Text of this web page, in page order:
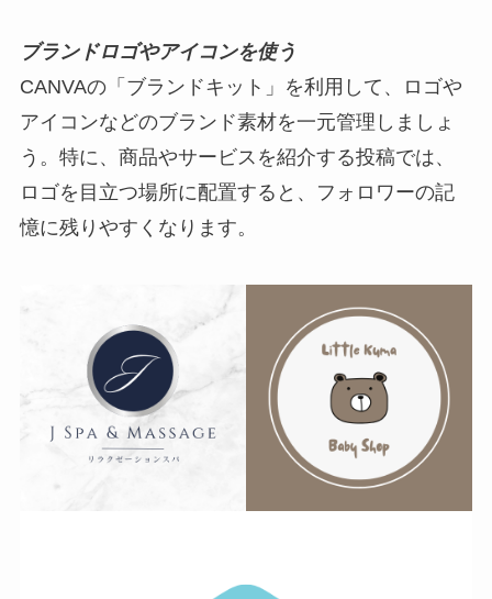
ブランドロゴやアイコンを使う
CANVAの「ブランドキット」を利用して、ロゴや
アイコンなどのブランド素材を一元管理しましょ
う。特に、商品やサービスを紹介する投稿では、
ロゴを目立つ場所に配置すると、フォロワーの記
憶に残りやすくなります。